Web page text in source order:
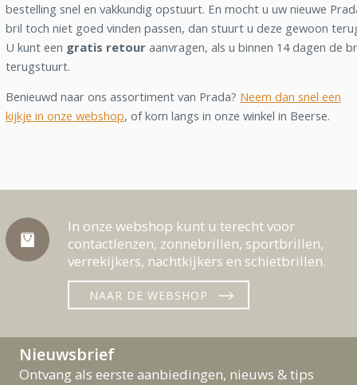
bestelling snel en vakkundig opstuurt. En mocht u uw nieuwe
bril toch niet goed vinden passen, dan stuurt u deze gewoon
U kunt een gratis retour aanvragen, als u binnen 14 dagen de
terugstuurt.
Benieuwd naar ons assortiment van Prada? Neem dan snel een
kijkje in onze webshop, of kom langs in onze winkel in Beerse.
In onze webshop kunt u terecht voor
contactlenzen, zonnebrillen, sportbrillen,
verrekijkers, nachtkijkers en schietbrillen.
NAAR DE WEBSHOP
Nieuwsbrief
Ontvang als eerste aanbiedingen, nieuws & tips